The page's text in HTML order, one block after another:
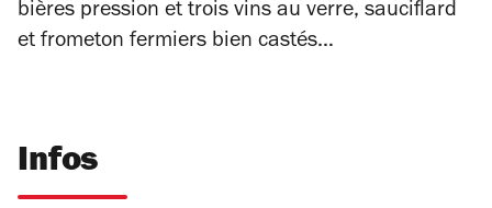
bières pression et trois vins au verre, sauciflard
et frometon fermiers bien castés…
Infos